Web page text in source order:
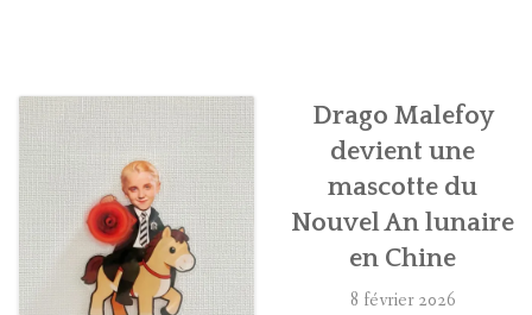
LES ACTEURS
J.K. ROWLING
PRODUITS DÉRIVÉS
A PROPOS
Drago Malefoy
devient une
mascotte du
Nouvel An lunaire
en Chine
8 février 2026